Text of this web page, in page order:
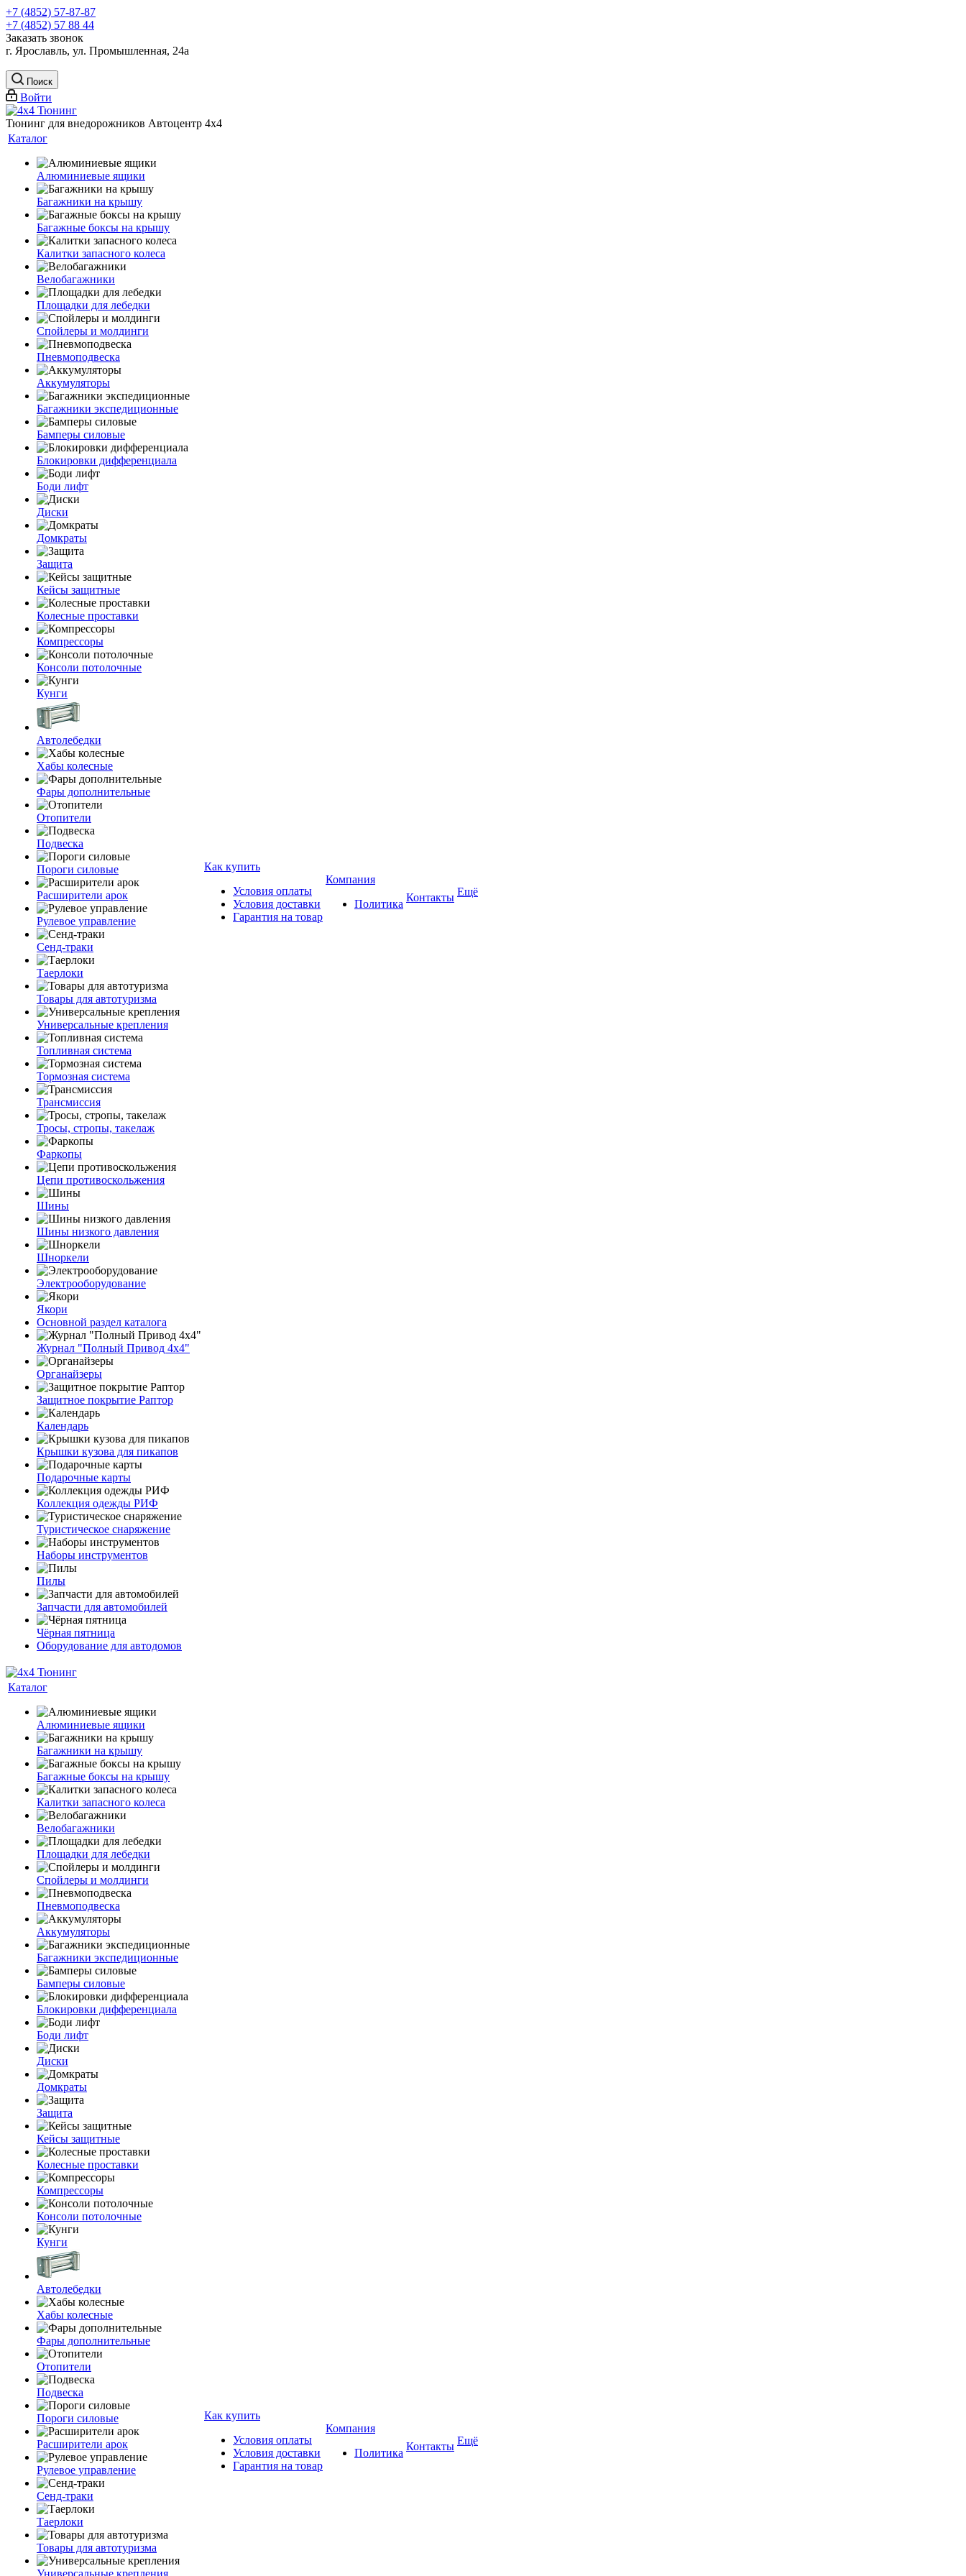
+7 (4852) 57-87-87
+7 (4852) 57 88 44
Заказать звонок
г. Ярославль, ул. Промышленная, 24а
Поиск
Войти
Тюнинг для внедорожников Автоцентр 4х4
Каталог
Алюминиевые ящики
Багажники на крышу
Багажные боксы на крышу
Калитки запасного колеса
Велобагажники
Площадки для лебедки
Спойлеры и молдинги
Пневмоподвеска
Аккумуляторы
Багажники экспедиционные
Бамперы силовые
Блокировки дифференциала
Боди лифт
Диски
Домкраты
Защита
Кейсы защитные
Колесные проставки
Компрессоры
Консоли потолочные
Кунги
Автолебедки
Хабы колесные
Фары дополнительные
Отопители
Подвеска
Пороги силовые
Расширители арок
Рулевое управление
Сенд-траки
Таерлоки
Товары для автотуризма
Универсальные крепления
Топливная система
Тормозная система
Трансмиссия
Тросы, стропы, такелаж
Фаркопы
Цепи противоскольжения
Шины
Шины низкого давления
Шноркели
Электрооборудование
Якори
Основной раздел каталога
Журнал "Полный Привод 4х4"
Органайзеры
Защитное покрытие Раптор
Календарь
Крышки кузова для пикапов
Подарочные карты
Коллекция одежды РИФ
Туристическое снаряжение
Наборы инструментов
Пилы
Запчасти для автомобилей
Чёрная пятница
Оборудование для автодомов
Как купить
Условия оплаты
Условия доставки
Гарантия на товар
Компания
Политика
Контакты Ещё
Каталог
Алюминиевые ящики
Багажники на крышу
Багажные боксы на крышу
Калитки запасного колеса
Велобагажники
Площадки для лебедки
Спойлеры и молдинги
Пневмоподвеска
Аккумуляторы
Багажники экспедиционные
Бамперы силовые
Блокировки дифференциала
Боди лифт
Диски
Домкраты
Защита
Кейсы защитные
Колесные проставки
Компрессоры
Консоли потолочные
Кунги
Автолебедки
Хабы колесные
Фары дополнительные
Отопители
Подвеска
Пороги силовые
Расширители арок
Рулевое управление
Сенд-траки
Таерлоки
Товары для автотуризма
Универсальные крепления
Как купить
Условия оплаты
Условия доставки
Гарантия на товар
Компания
Политика
Контакты Ещё